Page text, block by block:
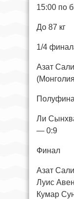
15:00 по
До 87 кг
1/4
Азат
Ли
— 0:9
Финал
Азат
Луис
Кумар